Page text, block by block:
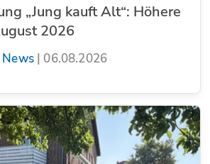
„Jung kauft Alt“: Höhere
2026
| 06.08.2026